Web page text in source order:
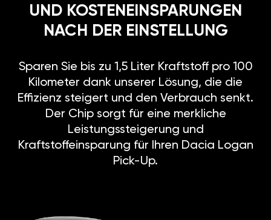
UND KOSTENEINSPARUNGEN
NACH DER EINSTELLUNG
Sparen Sie bis zu 1,5 Liter Kraftstoff pro 100
Kilometer dank unserer Lösung, die die
Effizienz steigert und den Verbrauch senkt.
Der Chip sorgt für eine merkliche
Leistungssteigerung und
Kraftstoffeinsparung für Ihren Dacia Logan
Pick-Up.